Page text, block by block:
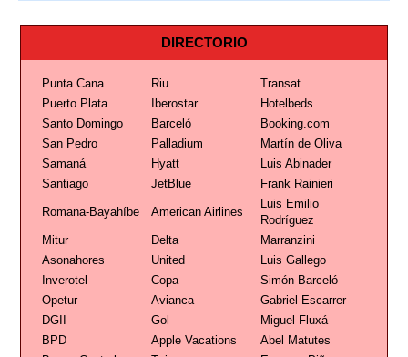
DIRECTORIO
Punta Cana Riu
Transat
Puerto Plata
Iberostar
Hotelbeds
Santo Domingo
Barceló
Booking.com
San Pedro
Palladium
Martín de Oliva
Samaná
Hyatt
Luis Abinader
Santiago
JetBlue Frank Rainieri
Romana-Bayahíbe American Airlines
Luis Emilio
Rodríguez
Mitur
Delta
Marranzini
Asonahores
United
Luis Gallego
Inverotel
Copa
Simón Barceló
Opetur
Avianca
Gabriel Escarrer
DGII
Gol
Miguel Fluxá
BPD
Apple Vacations
Abel Matutes